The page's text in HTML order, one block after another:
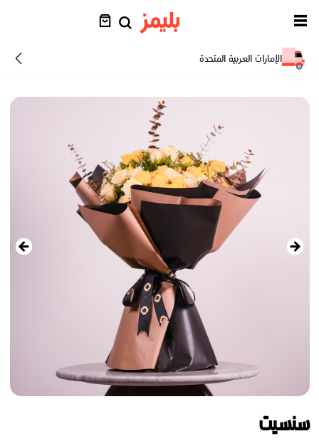
الإمارات العربية المتحدة
سنسيت